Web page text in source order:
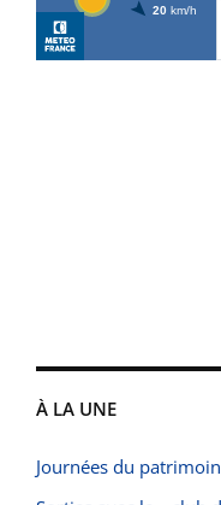
À LA UNE
Journées du